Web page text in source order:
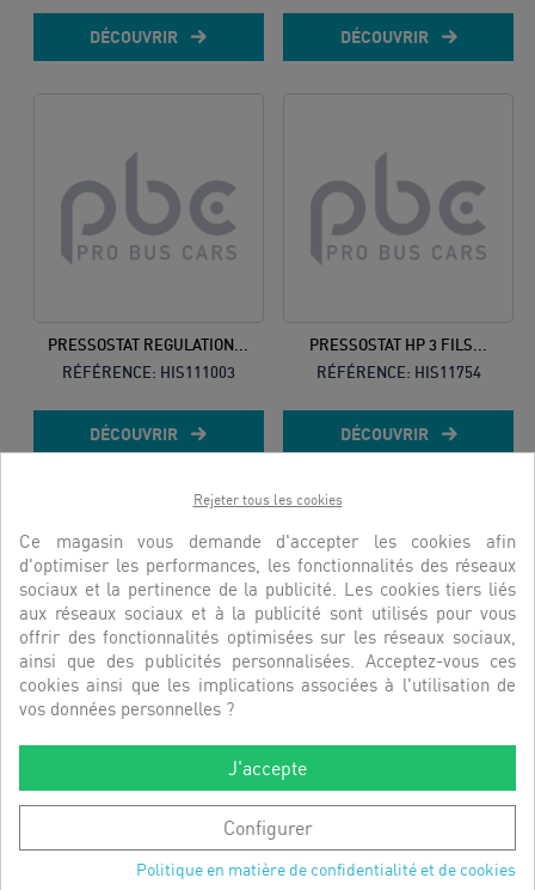
DÉCOUVRIR DÉCOUVRIR
PRESSOSTAT REGULATION...
RÉFÉRENCE: HIS111003
DÉCOUVRIR
PRESSOSTAT HP 3 FILS...
RÉFÉRENCE: HIS11754
DÉCOUVRIR
PRESSOSTAT HP 24 BARS 3
RÉFÉRENCE:HIS11883
DÉCOUVRIR
PRESSOSTAT BP 1.8 BARS 3
RÉFÉRENCE:HIS11884
DÉCOUVRIR
Rejeter tous les cookies
Ce magasin vous demande d'accepter les cookies afin
d'optimiser les performances, les fonctionnalités des réseaux
sociaux et la pertinence de la publicité. Les cookies tiers liés
aux réseaux sociaux et à la publicité sont utilisés pour vous
offrir des fonctionnalités optimisées sur les réseaux sociaux,
ainsi que des publicités personnalisées. Acceptez-vous ces
cookies ainsi que les implications associées à l'utilisation de
vos données personnelles ?
J'accepte
Configurer
Politique en matière de confidentialité et de cookies